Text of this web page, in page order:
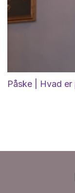
Påske | Hvad er